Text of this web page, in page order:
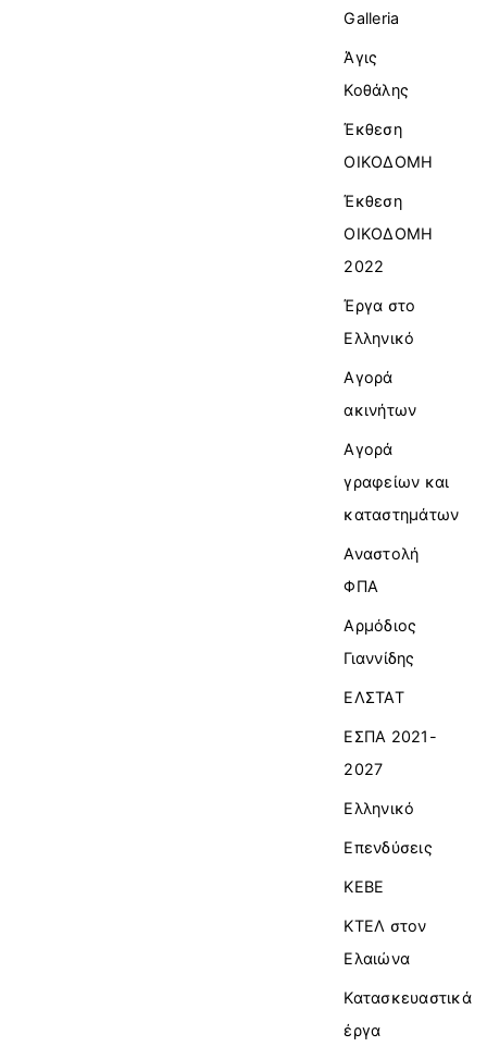
Galleria
Άγις
Κοθάλης
Έκθεση
ΟΙΚΟΔΟΜΗ
Έκθεση
ΟΙΚΟΔΟΜΗ
2022
Έργα στο
Ελληνικό
Αγορά
ακινήτων
Αγορά
γραφείων και
καταστημάτων
Αναστολή
ΦΠΑ
Αρμόδιος
Γιαννίδης
ΕΛΣΤΑΤ
ΕΣΠΑ 2021-
2027
Ελληνικό
Επενδύσεις
ΚΕΒΕ
ΚΤΕΛ στον
Ελαιώνα
Κατασκευαστικά
έργα